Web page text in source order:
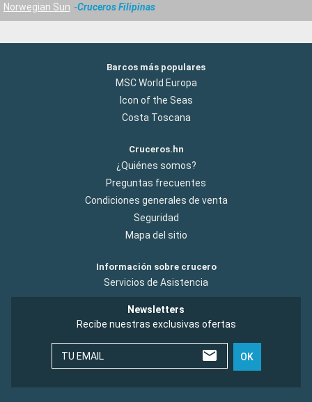
Norwegian Sun
Cruceros Filipinas
Barcos más populares
MSC World Europa
Icon of the Seas
Costa Toscana
Cruceros.hn
¿Quiénes somos?
Preguntas frecuentes
Condiciones generales de venta
Seguridad
Mapa del sitio
Información sobre crucero
Servicios de Asistencia
Newsletters
Recibe nuestras exclusivas ofertas
TU EMAIL OK